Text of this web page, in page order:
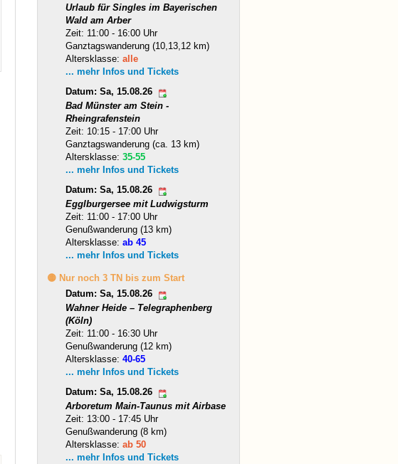
Urlaub für Singles im Bayerischen
Wald am Arber
Zeit: 11:00 - 16:00 Uhr
Ganztagswanderung (10,13,12 km)
Altersklasse:alle
... mehr Infos und Tickets
Datum: Sa, 15.08.26
Bad Münster am Stein -
Rheingrafenstein
Zeit: 10:15 - 17:00 Uhr
Ganztagswanderung (ca. 13 km)
Altersklasse:35-55
... mehr Infos und Tickets
Datum: Sa, 15.08.26
Egglburgersee mit Ludwigsturm
Zeit: 11:00 - 17:00 Uhr
Genußwanderung (13 km)
Altersklasse:ab 45
... mehr Infos und Tickets
🟡 Nur noch 3 TN bis zum Start
Datum: Sa, 15.08.26
Wahner Heide – Telegraphenberg
(Köln)
Zeit: 11:00 - 16:30 Uhr
Genußwanderung (12 km)
Altersklasse:40-65
... mehr Infos und Tickets
Datum: Sa, 15.08.26
Arboretum Main-Taunus mit Airbase
Zeit: 13:00 - 17:45 Uhr
Genußwanderung (8 km)
Altersklasse:ab 50
... mehr Infos und Tickets